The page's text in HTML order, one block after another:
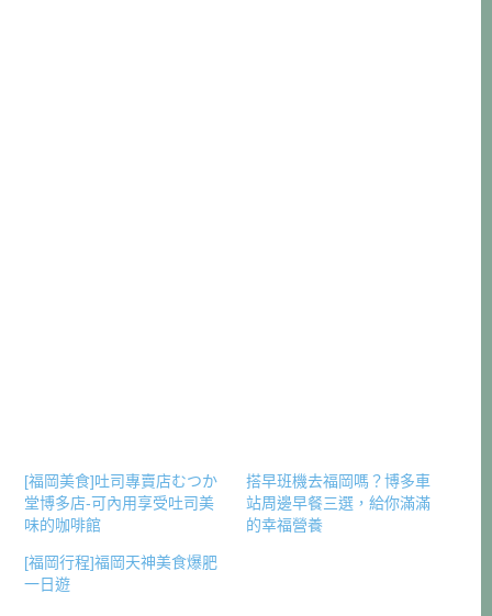
[福岡美食]吐司專賣店むつか
堂博多店-可內用享受吐司美
味的咖啡館
搭早班機去福岡嗎？博多車
站周邊早餐三選，給你滿滿
的幸福營養
[福岡行程]福岡天神美食爆肥
一日遊